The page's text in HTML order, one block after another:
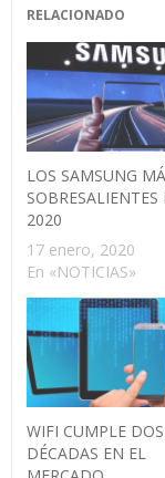
RELACIONADO
LOS SAMSUNG
SOBRESALIENTES
2020
17 enero, 2020
En «NOTICIAS»
WIFI CUMPLE DOS
DÉCADAS EN EL